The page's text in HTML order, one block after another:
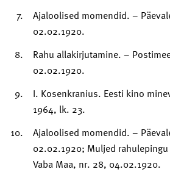
Ajaloolised momendid. –
02.02.1920.
Rahu allakirjutamine. –
02.02.1920.
I. Kosenkranius. Eesti kino
1964, lk. 23.
Ajaloolised momendid. –
02.02.1920; Muljed
Vaba Maa, nr. 28, 04.02.1920.